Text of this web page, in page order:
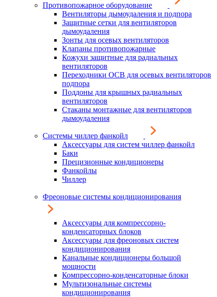
Противопожарное оборудование
Вентиляторы дымоудаления и подпора
Защитные сетки для вентиляторов
дымоудаления
Зонты для осевых вентиляторов
Клапаны противопожарные
Кожухи защитные для радиальных
вентиляторов
Переходники ОСВ для осевых вентиляторов
подпора
Поддоны для крышных радиальных
вентиляторов
Стаканы монтажные для вентиляторов
дымоудаления
Системы чиллер фанкойл
Аксессуары для систем чиллер фанкойл
Баки
Прецизионные кондиционеры
Фанкойлы
Чиллер
Фреоновые системы кондиционирования
Аксессуары для компрессорно-
конденсаторных блоков
Аксессуары для фреоновых систем
кондиционирования
Канальные кондиционеры большой
мощности
Компрессорно-конденсаторные блоки
Мультизональные системы
кондиционирования